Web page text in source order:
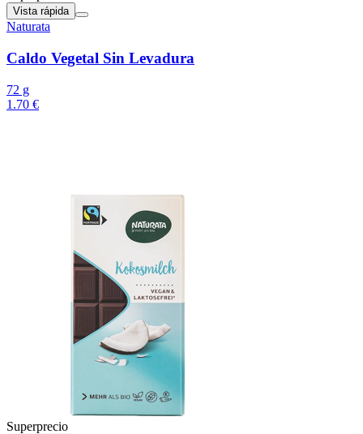
Vista rápida
Naturata
Caldo Vegetal Sin Levadura
72 g
1.70 €
Superprecio